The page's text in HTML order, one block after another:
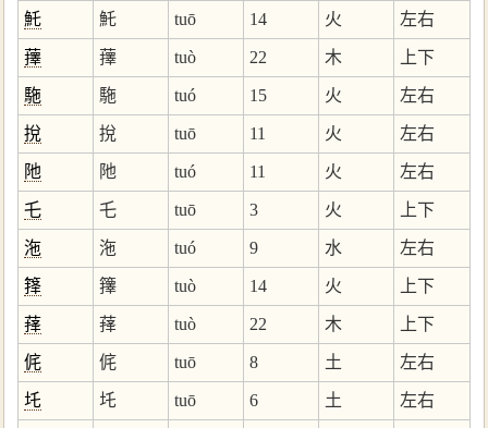
魠 魠 tuō 14 火 左右
蘀 蘀 tuò 22 木 上下
駞 駞 tuó 15 火 左右
挩 挩 tuō 11 火 左右
阤 阤 tuó 11 火 左右
乇 乇 tuō 3 火 上下
沲 沲 tuó 9 水 左右
箨 籜 tuò 14 火 上下
萚 萚 tuò 22 木 上下
侂 侂 tuō 8 土 左右
圫 圫 tuō 6 土 左右